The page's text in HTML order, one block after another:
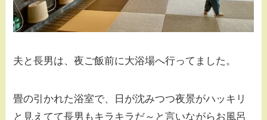
夫と長男は、夜ご飯前に大浴場へ行ってました。
畳の引かれた浴室で、日が沈みつつ夜景がハッキリ
と見えてて長男もキラキラだ～と言いながらお風呂